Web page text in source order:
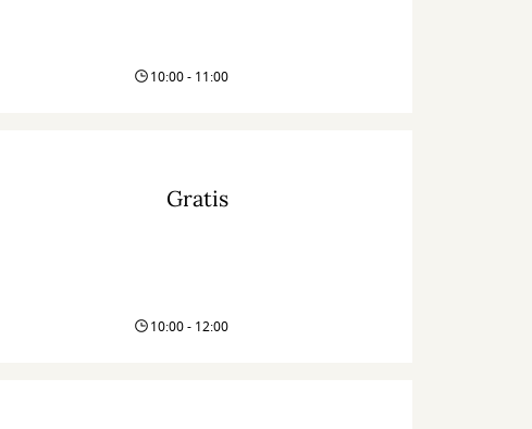
10:00 - 11:00
Gratis
10:00 - 12:00